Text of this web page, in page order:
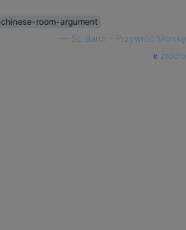
chinese-room-argument
SL Barth - Przywróć Monikę
źródło